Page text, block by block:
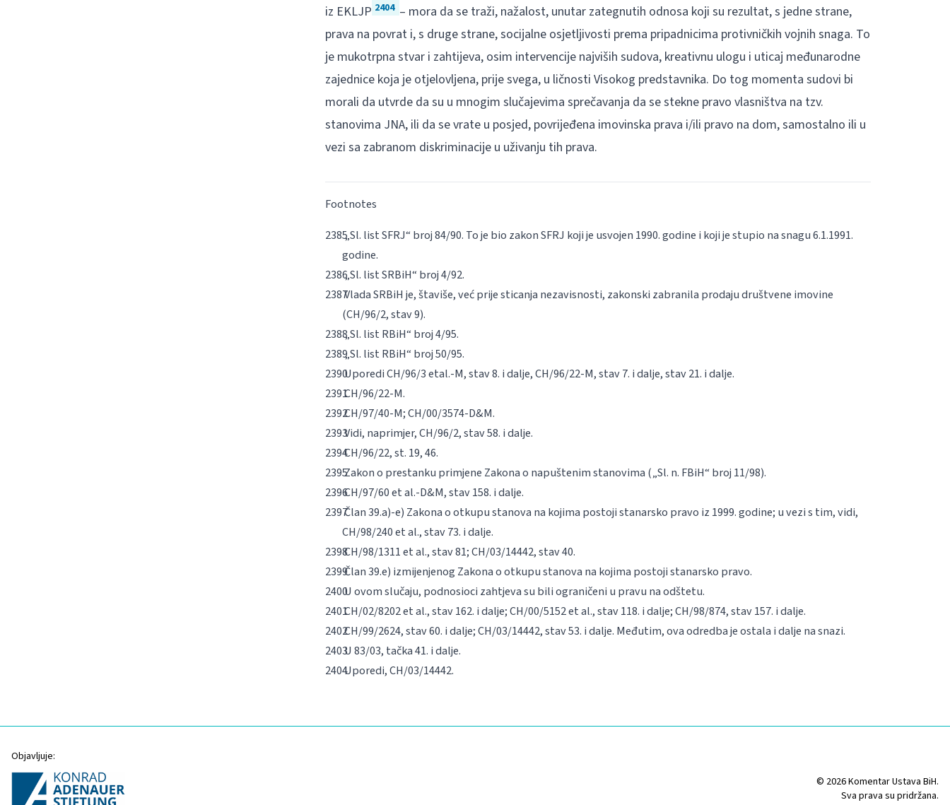
iz EKLJP 2404 – mora da se traži, nažalost, unutar zategnutih odnosa koji su rezultat, s jedne strane,
prava na povrat i, s druge strane, socijalne osjetljivosti prema pripadnicima protivničkih vojnih snaga. To
je mukotrpna stvar i zahtijeva, osim intervencije najviših sudova, kreativnu ulogu i uticaj međunarodne
zajednice koja je otjelovljena, prije svega, u ličnosti Visokog predstavnika. Do tog momenta sudovi bi
morali da utvrde da su u mnogim slučajevima sprečavanja da se stekne pravo vlasništva na tzv.
stanovima JNA, ili da se vrate u posjed, povrijeđena imovinska prava i/ili pravo na dom, samostalno ili u
vezi sa zabranom diskriminacije u uživanju tih prava.
Footnotes
„Sl. list SFRJ“ broj 84/90. To je bio zakon SFRJ koji je usvojen 1990. godine i koji je stupio na snagu 6.1.1991.
godine.
„Sl. list SRBiH“ broj 4/92.
Vlada SRBiH je, štaviše, već prije sticanja nezavisnosti, zakonski zabranila prodaju društvene imovine
(CH/96/2, stav 9).
„Sl. list RBiH“ broj 4/95.
„Sl. list RBiH“ broj 50/95.
Uporedi CH/96/3etal.-M, stav 8. i dalje, CH/96/22-M, stav 7. i dalje, stav 21. i dalje.
CH/96/22-M.
CH/97/40-M; CH/00/3574-D&M.
Vidi, naprimjer, CH/96/2, stav 58. i dalje.
CH/96/22, st. 19, 46.
Zakon o prestanku primjene Zakona o napuštenim stanovima („Sl. n. FBiH“ broj 11/98).
CH/97/60et al.-D&M, stav 158. i dalje.
Član 39.a)-e) Zakona o otkupu stanova na kojima postoji stanarsko pravo iz 1999. godine; u vezi s tim, vidi,
CH/98/240et al., stav 73. i dalje.
CH/98/1311et al., stav 81; CH/03/14442, stav 40.
Član 39.e) izmijenjenog Zakona o otkupu stanova na kojima postoji stanarsko pravo.
U ovom slučaju, podnosioci zahtjeva su bili ograničeni u pravu na odštetu.
CH/02/8202et al., stav 162. i dalje; CH/00/5152et al., stav 118. i dalje; CH/98/874, stav 157. i dalje.
CH/99/2624, stav 60. i dalje; CH/03/14442, stav 53. i dalje. Međutim, ova odredba je ostala i dalje na snazi.
U 83/03, tačka 41. i dalje.
Uporedi, CH/03/14442.
Objavljuje:
© 2026 Komentar Ustava BiH.
Sva prava su pridržana.